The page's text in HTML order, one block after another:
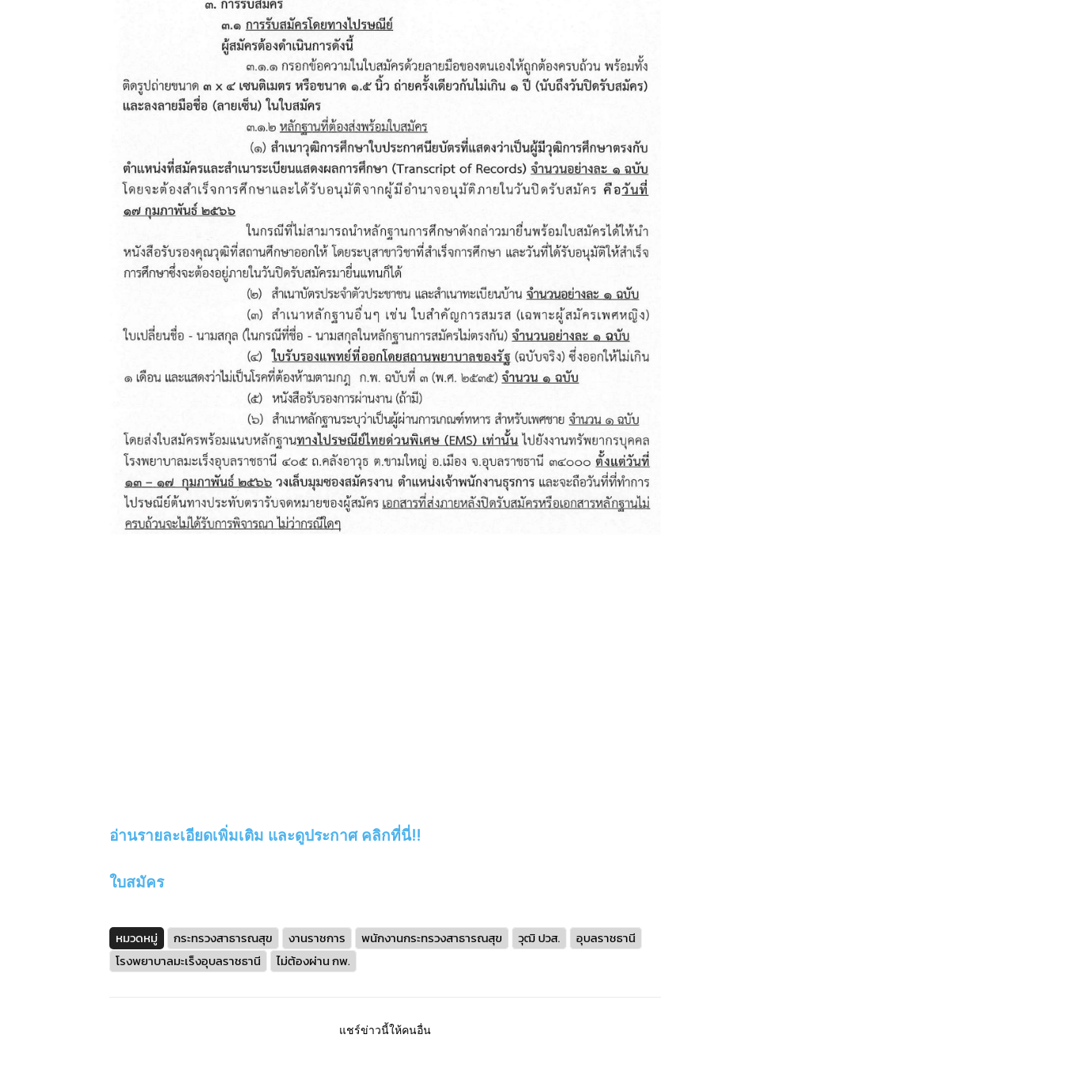
อ่านรายละเอียดเพิ่มเติม และดูประกาศ คลิกที่นี่!!
ใบสมัคร
หมวดหมู่ กระทรวงสาธารณสุข งานราชการ พนักงานกระทรวงสาธารณสุข วุฒิ ปวส.
อุบลราชธานี
โรงพยาบาลมะเร็งอุบลราชธานี
ไม่ต้องผ่าน กพ.
แชร์ข่าวนี้ให้คนอื่น